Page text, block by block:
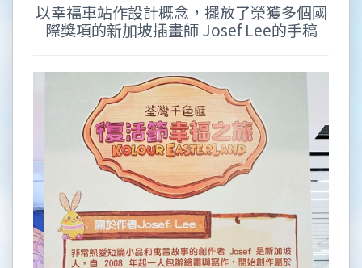
以幸福車站作設計概念，擺放了榮獲多個國
際獎項的新加坡插畫師 Josef Lee的手稿